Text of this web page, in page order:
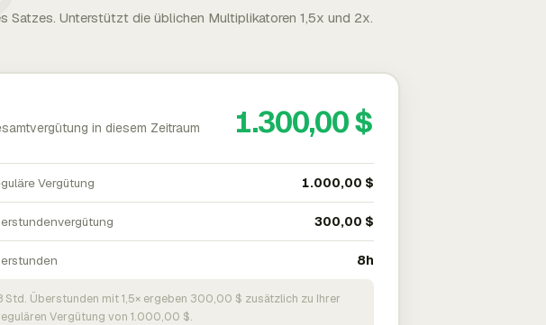
Satzes. Unterstützt die üblichen Multiplikatoren 1,5x und 2x.
in diesem Zeitraum 1.300,00 $
Vergütung 1.000,00 $
300,00 $
8h
Std. Überstunden mit 1,5× ergeben 300,00 $ zusätzlich zu Ihrer
Vergütung von 1.000,00 $.